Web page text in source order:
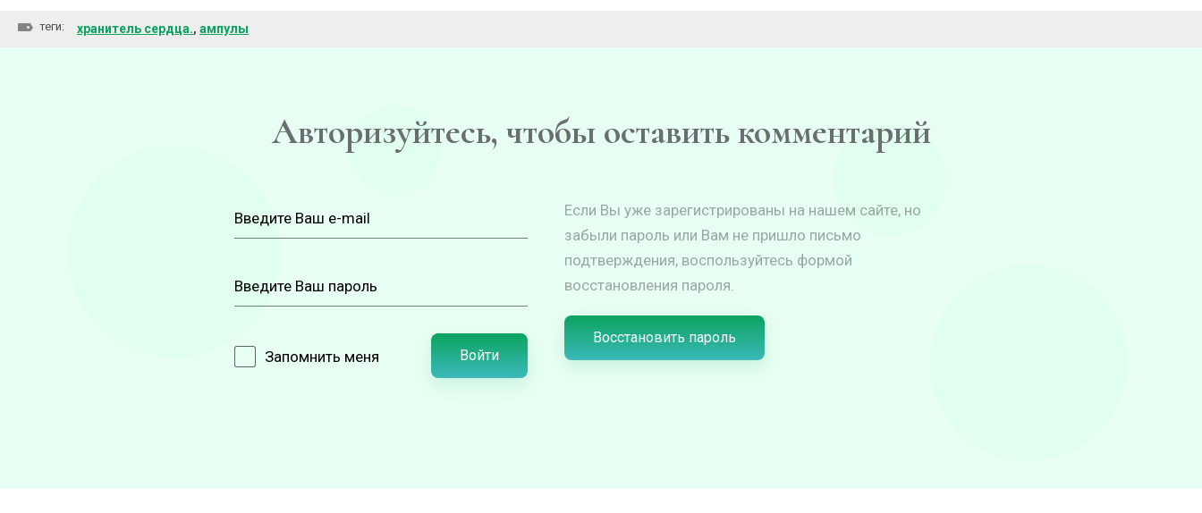
теги: хранитель сердца., ампулы
Авторизуйтесь, чтобы оставить комментарий
Запомнить меня Войти
Если Вы уже зарегистрированы на нашем сайте, но
забыли пароль или Вам не пришло письмо
подтверждения, воспользуйтесь формой
восстановления пароля.
Восстановить пароль